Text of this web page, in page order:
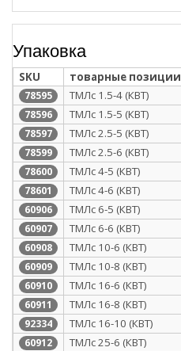
Упаковка
SKU товарные позиции
78595 ТМЛс 1.5-4 (КВТ)
78596 ТМЛс 1.5-5 (КВТ)
78597 ТМЛс 2.5-5 (КВТ)
78599 ТМЛс 2.5-6 (КВТ)
78600 ТМЛс 4-5 (КВТ)
78601 ТМЛс 4-6 (КВТ)
60906 ТМЛс 6-5 (КВТ)
60907 ТМЛс 6-6 (КВТ)
60908 ТМЛс 10-6 (КВТ)
60909 ТМЛс 10-8 (КВТ)
60910 ТМЛс 16-6 (КВТ)
60911 ТМЛс 16-8 (КВТ)
92334 ТМЛс 16-10 (КВТ)
60912 ТМЛс 25-6 (КВТ)